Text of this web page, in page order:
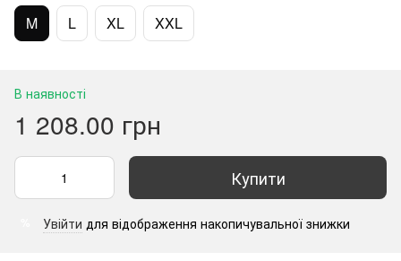
M L XL XXL
В наявності
1 208.00 грн
Купити
Увійти для відображення накопичувальної знижки